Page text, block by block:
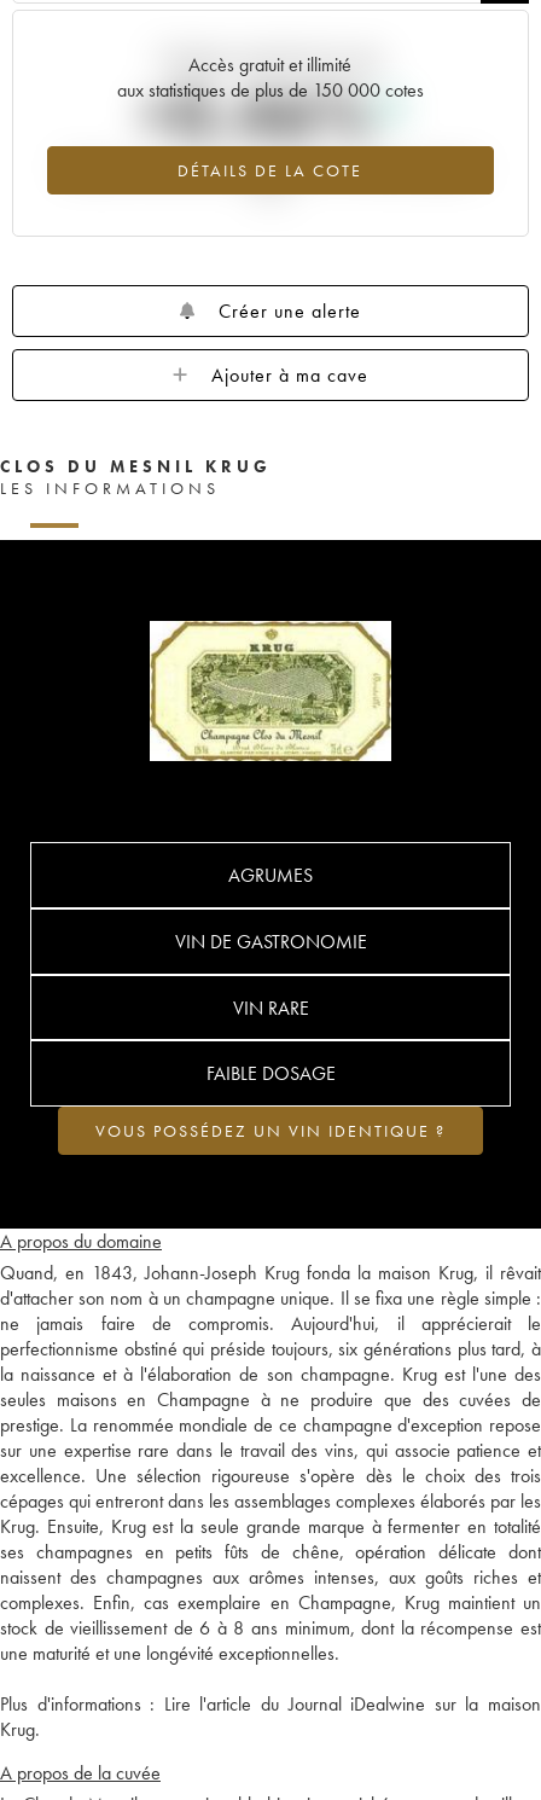
Accès gratuit et illimité
aux statistiques de plus de 150 000 cotes
DÉTAILS DE LA COTE
Tendance actuelle de la cote
+0.46%
Tendance à la hausse du millésime 1995 en 2026 par rapport à
Créer une alerte
Ajouter à ma cave
CLOS DU MESNIL KRUG
LES INFORMATIONS
A propos du domaine
Quand, en 1843, Johann-Joseph Krug fonda la maison Krug, il rêvait
d'attacher son nom à un champagne unique. Il se fixa une règle simple :
ne jamais faire de compromis. Aujourd'hui, il apprécierait le
perfectionnisme obstiné qui préside toujours, six générations plus tard, à
la naissance et à l'élaboration de son champagne. Krug est l'une des
seules maisons en Champagne à ne produire que des cuvées de
prestige. La renommée mondiale de ce champagne d'exception repose
sur une expertise rare dans le travail des vins, qui associe patience et
excellence. Une sélection rigoureuse s'opère dès le choix des trois
cépages qui entreront dans les assemblages complexes élaborés par les
Krug. Ensuite, Krug est la seule grande marque à fermenter en totalité
ses champagnes en petits fûts de chêne, opération délicate dont
naissent des champagnes aux arômes intenses, aux goûts riches et
complexes. Enfin, cas exemplaire en Champagne, Krug maintient un
stock de vieillissement de 6 à 8 ans minimum, dont la récompense est
une maturité et une longévité exceptionnelles.
Plus d'informations : Lire l'article du Journal iDealwine sur la maison
Krug.
A propos de la cuvée
AGRUMES
VIN DE GASTRONOMIE
VIN RARE
FAIBLE DOSAGE
VOUS POSSÉDEZ UN VIN IDENTIQUE ?